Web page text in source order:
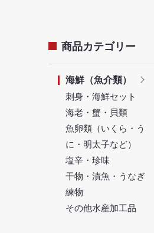
商品カテゴリー
海鮮（魚介類）
刺身・海鮮セット
海老・蟹・貝類
魚卵類（いくら・う
に・明太子など）
塩辛・珍味
干物・漬魚・うなぎ
練物
その他水産加工品